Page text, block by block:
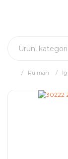
Rulman